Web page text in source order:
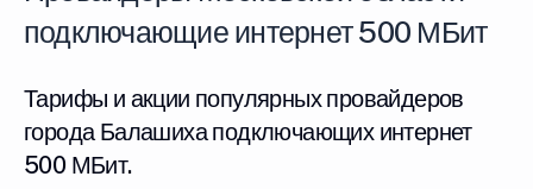
подключающие интернет 500 МБит
Тарифы и акции популярных провайдеров
города Балашиха подключающих интернет
500 МБит.